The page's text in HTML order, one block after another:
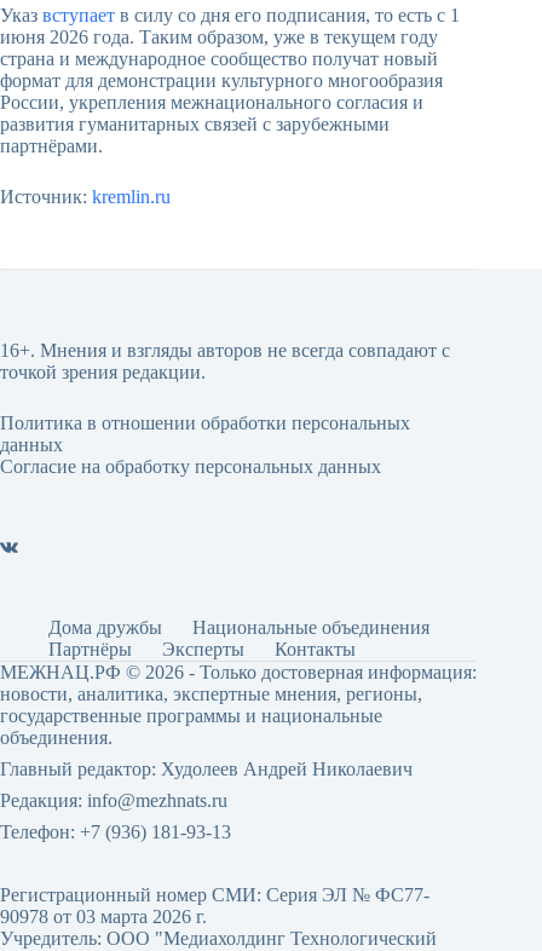
Указ вступает в силу со дня его подписания, то есть с 1
июня 2026 года. Таким образом, уже в текущем году
страна и международное сообщество получат новый
формат для демонстрации культурного многообразия
России, укрепления межнационального согласия и
развития гуманитарных связей с зарубежными
партнёрами.
Источник: kremlin.ru
16+. Мнения и взгляды авторов не всегда совпадают с
точкой зрения редакции.
Политика в отношении обработки персональных
данных
Согласие на обработку персональных данных
Дома дружбы
Национальные объединения
Партнёры
Эксперты
Контакты
МЕЖНАЦ.РФ © 2026 - Только достоверная информация:
новости, аналитика, экспертные мнения, регионы,
государственные программы и национальные
объединения.
Главный редактор: Худолеев Андрей Николаевич
Редакция: info@mezhnats.ru
Телефон: +7 (936) 181-93-13
Регистрационный номер СМИ: Серия ЭЛ № ФС77-
90978 от 03 марта 2026 г.
Учредитель: ООО "Медиахолдинг Технологический